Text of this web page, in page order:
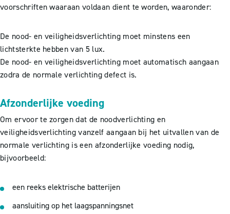
voorschriften waaraan voldaan dient te worden, waaronder:
De nood- en veiligheidsverlichting moet minstens een
lichtsterkte hebben van 5 lux.
De nood- en veiligheidsverlichting moet automatisch aangaan
zodra de normale verlichting defect is.
Afzonderlijke voeding
Om ervoor te zorgen dat de noodverlichting en
veiligheidsverlichting vanzelf aangaan bij het uitvallen van de
normale verlichting is een afzonderlijke voeding nodig,
bijvoorbeeld:
een reeks elektrische batterijen
aansluiting op het laagspanningsnet